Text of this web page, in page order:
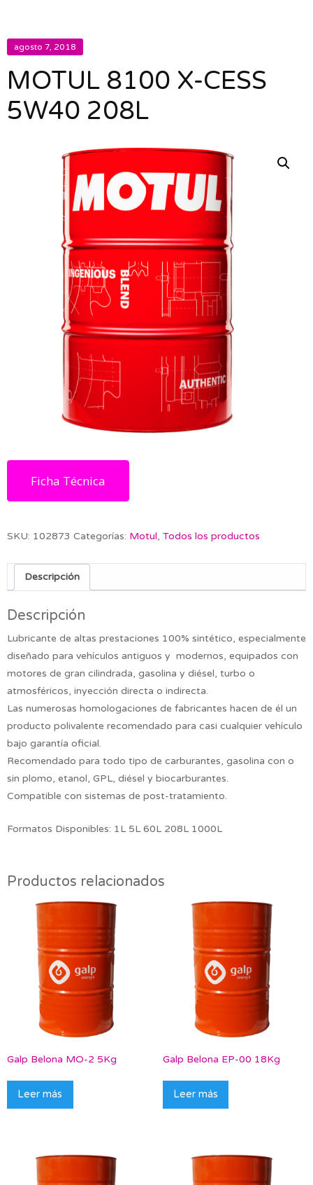
agosto 7, 2018
MOTUL 8100 X-CESS
5W40 208L
Ficha Técnica
SKU: 102873 Categorías: Motul, Todos los productos
Descripción
Descripción
Lubricante de altas prestaciones 100% sintético, especialmente
diseñado para vehículos antiguos y modernos, equipados con
motores de gran cilindrada, gasolina y diésel, turbo o
atmosféricos, inyección directa o indirecta.
Las numerosas homologaciones de fabricantes hacen de él un
producto polivalente recomendado para casi cualquier vehículo
bajo garantía oficial.
Recomendado para todo tipo de carburantes, gasolina con o
sin plomo, etanol, GPL, diésel y biocarburantes.
Compatible con sistemas de post-tratamiento.
Formatos Disponibles: 1L 5L 60L 208L 1000L
Productos relacionados
Galp Belona MO-2 5Kg
Leer más
Galp Belona EP-00 18Kg
Leer más